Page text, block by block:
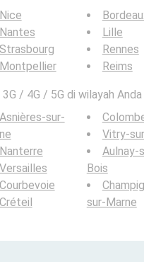
Nice
Nantes
Strasbourg
Montpellier
Lille
Rennes
Reims
/ 4G / 5G di wilayah Anda
Asnières-sur-
Nanterre
Versailles
Courbevoie
Créteil
Vitry-
Aulnay-
Bois
sur-Marne